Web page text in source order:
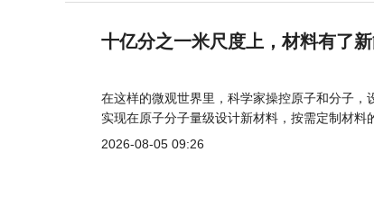
十亿分之一米尺度上，材料有了
在这样的微观世界里，科学家操控原子和分子
实现在原子分子量级设计新材料，按需定制材料
2026-08-05 09:26